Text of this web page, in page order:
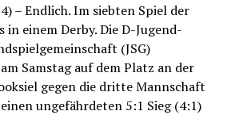
– Endlich. Im siebten Spiel der
in einem Derby. Die D-Jugend-
(JSG)
Samstag auf dem Platz an der
gegen die dritte Mannschaft
ungefährdeten 5:1 Sieg (4:1)